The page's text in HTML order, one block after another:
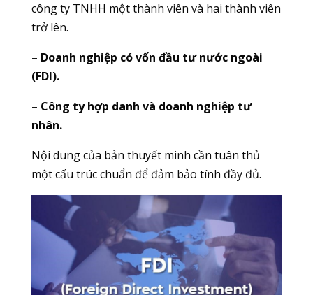
công ty TNHH một thành viên và hai thành viên
trở lên.
– Doanh nghiệp có vốn đầu tư nước ngoài
(FDI).
– Công ty hợp danh và doanh nghiệp tư
nhân.
Nội dung của bản thuyết minh cần tuân thủ
một cấu trúc chuẩn để đảm bảo tính đầy đủ.